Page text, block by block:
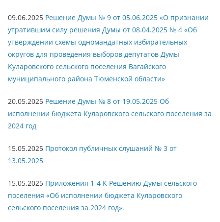
09.06.2025 Решение Думы № 9 от 05.06.2025 «О признании
утратившим силу решения Думы от 08.04.2025 № 4 «Об
утверждении схемы одномандатных избирательных
округов для проведения выборов депутатов Думы
Куларовского сельского поселения Вагайского
муниципального района Тюменской области»
20.05.2025 Решение Думы № 8 от 19.05.2025 Об
исполнении бюджета Куларовского сельского поселения за
2024 год
15.05.2025 Протокол публичных слушаний № 3 от
13.05.2025
15.05.2025 Приложения 1-4 К Решению Думы сельского
поселения «Об исполнении бюджета Куларовского
сельского поселения за 2024 год».